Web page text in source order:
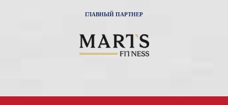
ГЛАВНЫЙ ПАРТНЕР